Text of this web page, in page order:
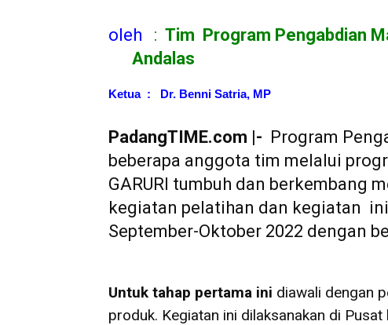
oleh : Tim Program
Andalas
Ketua : Dr. Benni Satria, MP
PadangTIME.com |- Program
beberapa anggota tim melalui
GARURI tumbuh dan berkembang
kegiatan pelatihan dan kegiatan
September-Oktober 2022 dengan
Untuk tahap pertama ini diawali dengan
produk. Kegiatan ini dilaksanakan di